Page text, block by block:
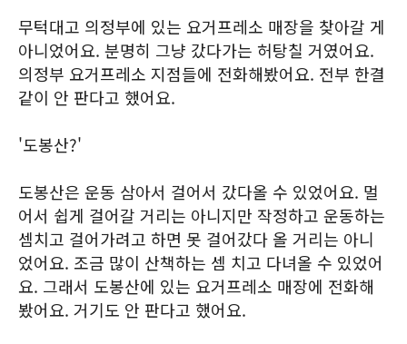
무턱대고 의정부에 있는 요거프레소 매장을 찾아갈 게
아니었어요. 분명히 그냥 갔다가는 허탕칠 거였어요.
의정부 요거프레소 지점들에 전화해봤어요. 전부 한결
같이 안 판다고 했어요.
'도봉산?'
도봉산은 운동 삼아서 걸어서 갔다올 수 있었어요. 멀
어서 쉽게 걸어갈 거리는 아니지만 작정하고 운동하는
셈치고 걸어가려고 하면 못 걸어갔다 올 거리는 아니
었어요. 조금 많이 산책하는 셈 치고 다녀올 수 있었어
요. 그래서 도봉산에 있는 요거프레소 매장에 전화해
봤어요. 거기도 안 판다고 했어요.